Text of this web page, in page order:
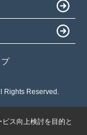
Rights Reserved.
ス向上検討を目的と